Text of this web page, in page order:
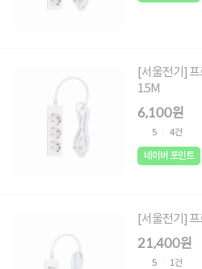
[서울전기]
1.5M
6,100원
5 4건
네이버 포인트
[서울전기]
21,400원
5 1건